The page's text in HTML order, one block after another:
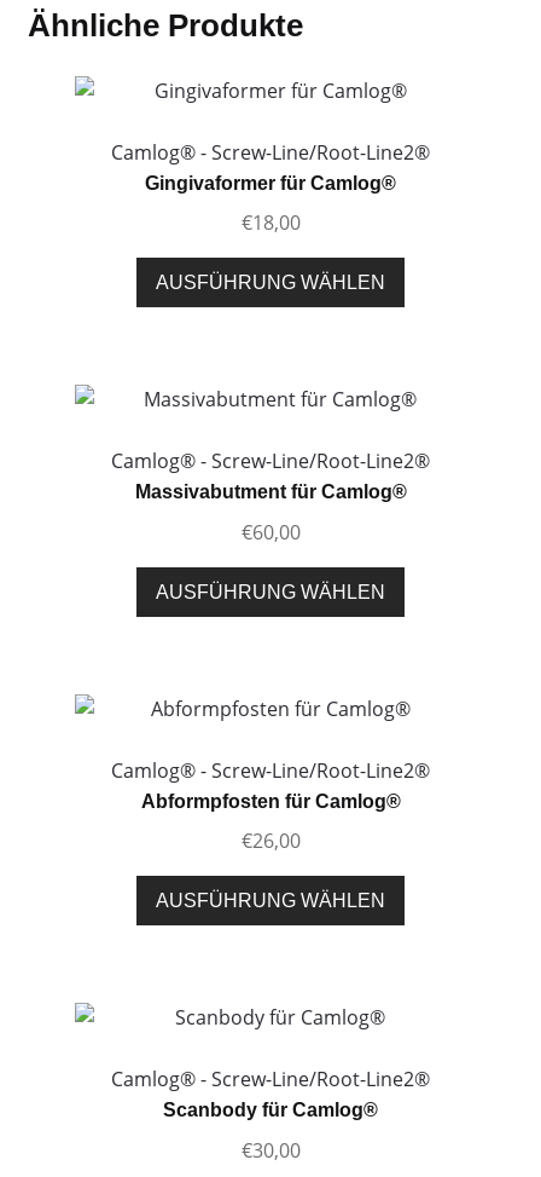
Ähnliche Produkte
Camlog® - Screw-Line/Root-Line2®
Gingivaformer für Camlog®
€18,00
AUSFÜHRUNG WÄHLEN
Produkt
Varianten
Die
Optionen
der
Camlog® - Screw-Line/Root-Line2®
Massivabutment für Camlog®
€60,00
AUSFÜHRUNG WÄHLEN
Produkt
Varianten
Die
der
Camlog® - Screw-Line/Root-Line2®
Abformpfosten für Camlog®
€26,00
AUSFÜHRUNG WÄHLEN
Produkt
Die
Camlog® - Screw-Line/Root-Line2®
Scanbody für Camlog®
€30,00